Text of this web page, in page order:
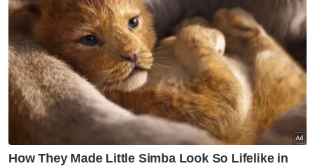
Beliau berkata, operasi SAR itu melibatkan
penggunaan bot kecil dan bot besar bagi
menyusuri kawasan sungai manakala
Jabatan Hidupan Liar turut membantu
menilai keadaan persekitaran sungai
termasuk kemungkinan kehadiran buaya dan
risiko lain yang boleh menjejaskan operasi.
Mayat katanya dihantar ke hospital untuk